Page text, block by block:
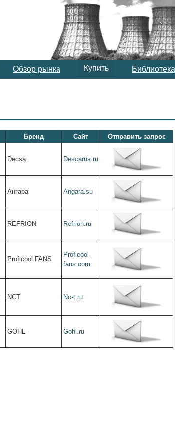
Обзор рынка Купить Библиотека
Бренд Сайт Отправить запрос
Decsa Descarus.ru
Ангара Angara.su
REFRION Refrion.ru
Proficool FANS
Proficool-
fans.com
NCT Nc-t.ru
GOHL Gohl.ru